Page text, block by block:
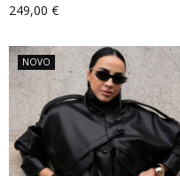
249,00 €
NOVO